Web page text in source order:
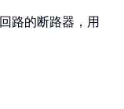
路的断路器，用